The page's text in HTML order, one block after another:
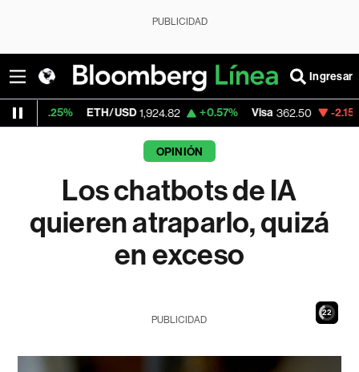
PUBLICIDAD
Ingresar
ETH/USD 1,924.82 +0.57% Visa 362.50 -2.15%
OPINIÓN
Los chatbots de IA
quieren atraparlo, quizá
en exceso
21
PUBLICIDAD